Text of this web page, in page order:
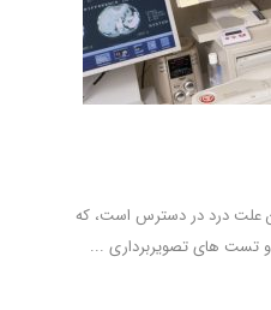
علت درد در دسترس است، که
و تست های تصویربرداری ...